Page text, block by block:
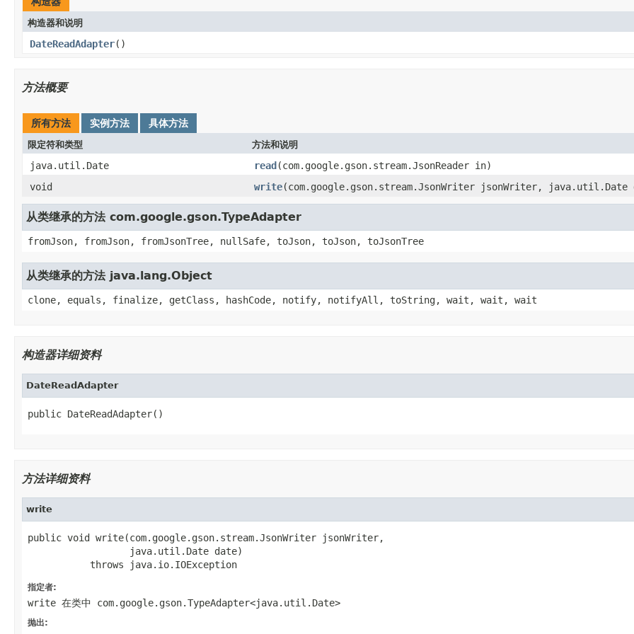
构造器和说明
DateReadAdapter()
方法概要
所有方法 实例方法 具体方法
限定符和类型 方法和说明
java.util.Date read(com.google.gson.stream.JsonReader in)
void
write(com.google.gson.stream.JsonWriter jsonWriter, java.util.Date
从类继承的方法 com.google.gson.TypeAdapter
fromJson, fromJson, fromJsonTree, nullSafe, toJson, toJson, toJsonTree
从类继承的方法 java.lang.Object
clone, equals, finalize, getClass, hashCode, notify, notifyAll, toString, wait, wait, wait
构造器详细资料
DateReadAdapter
public DateReadAdapter()
方法详细资料
write
public void write(com.google.gson.stream.JsonWriter jsonWriter,
                  java.util.Date date)
           throws java.io.IOException
指定者:
write 在类中 com.google.gson.TypeAdapter<java.util.Date>
抛出: